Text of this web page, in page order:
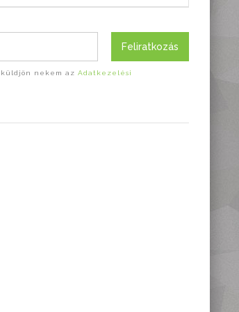
Feliratkozás
küldjön nekem azAdatkezelési